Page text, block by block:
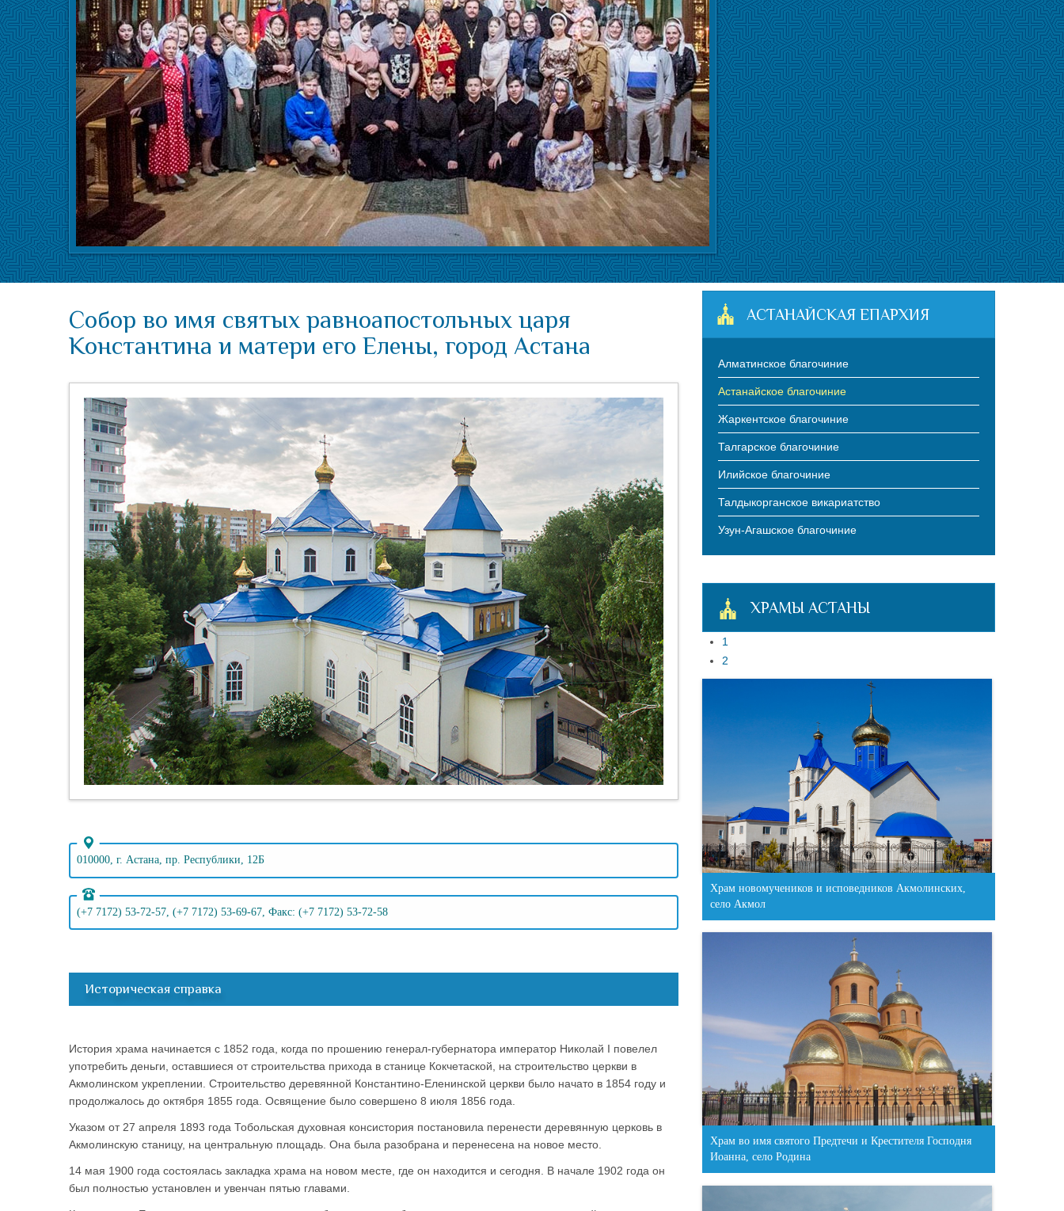
Собор во имя святых равноапостольных царя
Константина и матери его Елены, город Астана
010000, г. Астана, пр. Республики, 12Б
(+7 7172) 53-72-57, (+7 7172) 53-69-67, Факс: (+7 7172) 53-72-58
Историческая справка
История храма начинается с 1852 года, когда по прошению генерал-губернатора император Николай I повелел
употребить деньги, оставшиеся от строительства прихода в станице Кокчетаской, на строительство церкви в
Акмолинском укреплении. Строительство деревянной Константино-Еленинской церкви было начато в 1854 году и
продолжалось до октября 1855 года. Освящение было совершено 8 июля 1856 года.
Указом от 27 апреля 1893 года Тобольская духовная консистория постановила перенести деревянную церковь в
Акмолинскую станицу, на центральную площадь. Она была разобрана и перенесена на новое место.
14 мая 1900 года состоялась закладка храма на новом месте, где он находится и сегодня. В начале 1902 года он
был полностью установлен и увенчан пятью главами.
АСТАНАЙСКАЯ ЕПАРХИЯ
Алматинское благочиние
Астанайское благочиние
Жаркентское благочиние
Талгарское благочиние
Илийское благочиние
Талдыкорганское викариатство
Узун-Агашское благочиние
ХРАМЫ АСТАНЫ
1
2
Храм новомучеников и исповедников Акмолинских,
село Акмол
Храм во имя святого Предтечи и Крестителя Господня
Иоанна, село Родина